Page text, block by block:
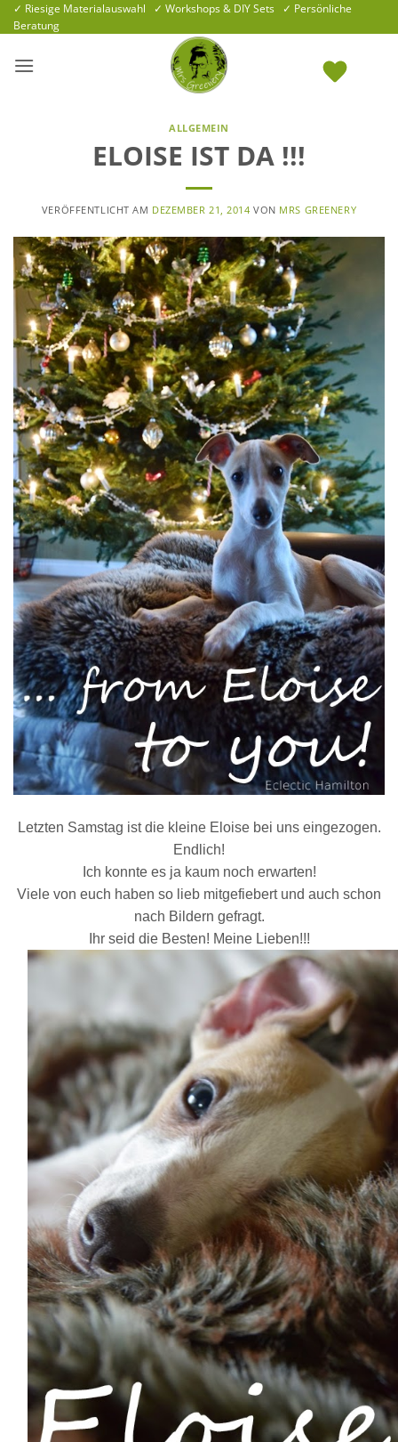
Zum
Inhalt
✓ Riesige Materialauswahl ✓ Workshops & DIY Sets ✓ Persönliche
Beratung
ALLGEMEIN
ELOISE IST DA !!!
VERÖFFENTLICHT AM DEZEMBER 21, 2014 VON MRS GREENERY
Letzten Samstag ist die kleine Eloise bei uns eingezogen.
Endlich!
Ich konnte es ja kaum noch erwarten!
Viele von euch haben so lieb mitgefiebert und auch schon
nach Bildern gefragt.
Ihr seid die Besten! Meine Lieben!!!